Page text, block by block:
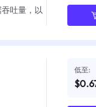
吐量，以
低至: